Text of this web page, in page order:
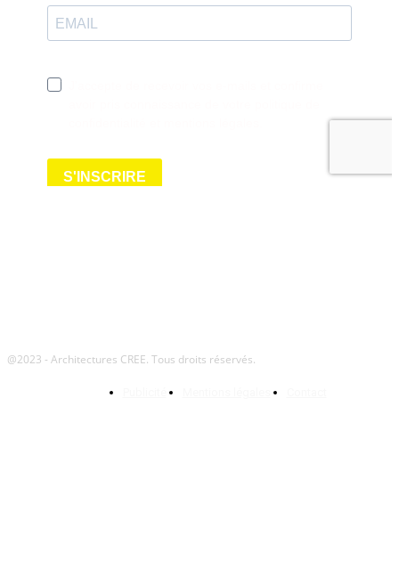
@2023 - Architectures CREE. Tous droits réservés.